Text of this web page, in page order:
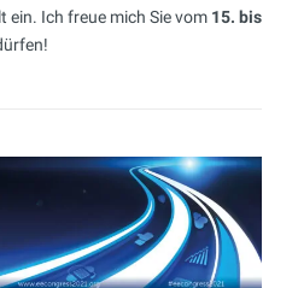
ein. Ich freue mich Sie vom 15. bis